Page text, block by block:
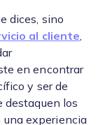
dices, sino
al cliente
en encontrar
y ser de
destaquen los
una experiencia